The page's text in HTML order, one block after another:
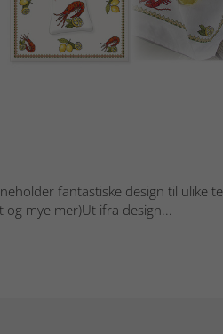
fantastiske design til ulike
mye mer)Ut ifra design...